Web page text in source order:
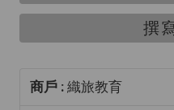
撰
商戶 : 織旅教育